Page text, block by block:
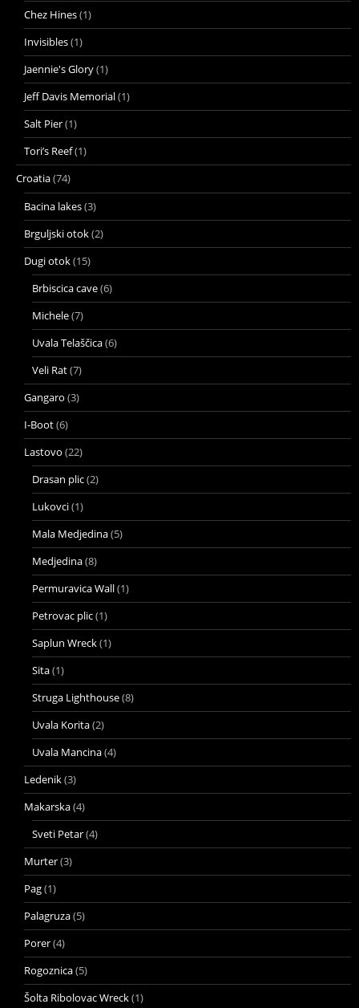
Chez Hines(1)
Invisibles(1)
Jaennie's Glory(1)
Jeff Davis Memorial(1)
Salt Pier(1)
Tori’s Reef(1)
Croatia(74)
Bacina lakes(3)
Brguljski otok(2)
Dugi otok(15)
Brbiscica cave(6)
Michele(7)
Uvala Telaščica(6)
Veli Rat(7)
Gangaro (3)
I-Boot(6)
Lastovo (22)
Drasan plic(2)
Lukovci(1)
Mala Medjedina(5)
Medjedina(8)
Permuravica Wall(1)
Petrovac plic(1)
Saplun Wreck(1)
Sita(1)
Struga Lighthouse(8)
Uvala Korita(2)
Uvala Mancina(4)
Ledenik(3)
Makarska(4)
Sveti Petar(4)
Murter(3)
Pag(1)
Palagruza(5)
Porer(4)
Rogoznica(5)
Šolta Ribolovac Wreck(1)